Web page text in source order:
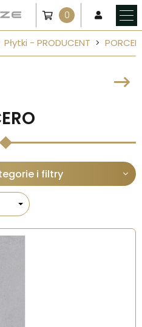
0
Płytki - PRODUCENT
i filtry